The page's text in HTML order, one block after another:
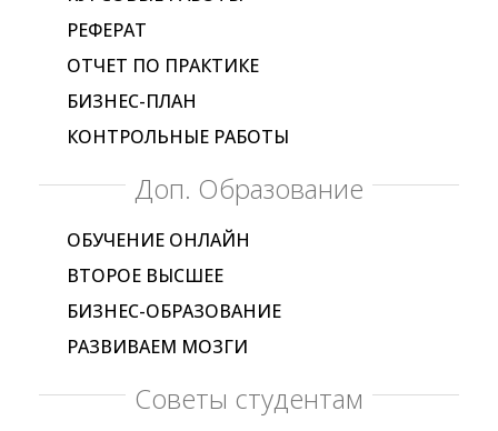
РЕФЕРАТ
ОТЧЕТ ПО ПРАКТИКЕ
БИЗНЕС-ПЛАН
КОНТРОЛЬНЫЕ РАБОТЫ
Доп. Образование
ОБУЧЕНИЕ ОНЛАЙН
ВТОРОЕ ВЫСШЕЕ
БИЗНЕС-ОБРАЗОВАНИЕ
РАЗВИВАЕМ МОЗГИ
Советы студентам